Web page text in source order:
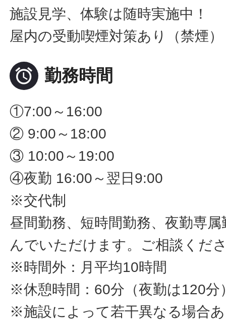
施設見学、体験は随時実施中！
屋内の受動喫煙対策あり（禁煙）
 勤務時間
①7:00～16:00
② 9:00～18:00
③ 10:00～19:00
④夜勤 16:00～翌日9:00
※交代制
昼間勤務、短時間勤務、夜勤専
んでいただけます。ご相談くだ
※時間外：月平均10時間
※休憩時間：60分（夜勤は120分
※施設によって若干異なる場合